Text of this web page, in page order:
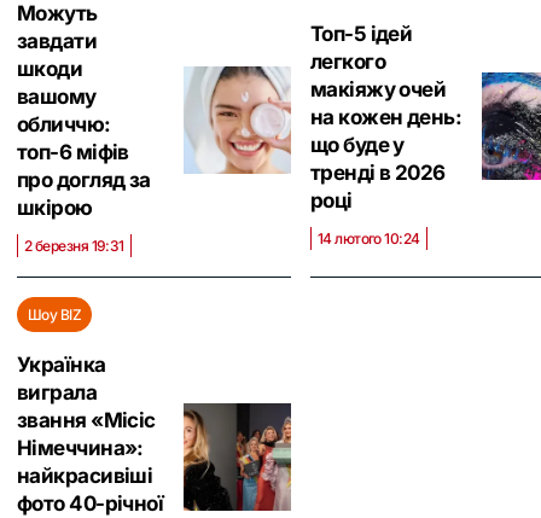
Можуть
завдати
шкоди
вашому
обличчю:
топ-6 міфів
про догляд за
шкірою
2 березня 19:31
Топ-5 ідей
легкого
макіяжу очей
на кожен день:
що буде у
тренді в 2026
році
14 лютого 10:24
Шоу BIZ
Українка
виграла
звання «‎Місіс
Німеччина»:
найкрасивіші
фото 40-річної